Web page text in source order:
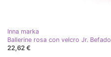
Inna marka
Ballerine rosa con velcro Jr. Befado
22,62 €